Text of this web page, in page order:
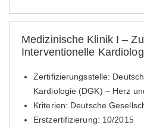
Medizinische Klinik I –
Interventionelle
Zertifizierungsstelle:
Kardiologie (DGK) – Herz
Kriterien: Deutsche
Erstzertifizierung: 10/2015